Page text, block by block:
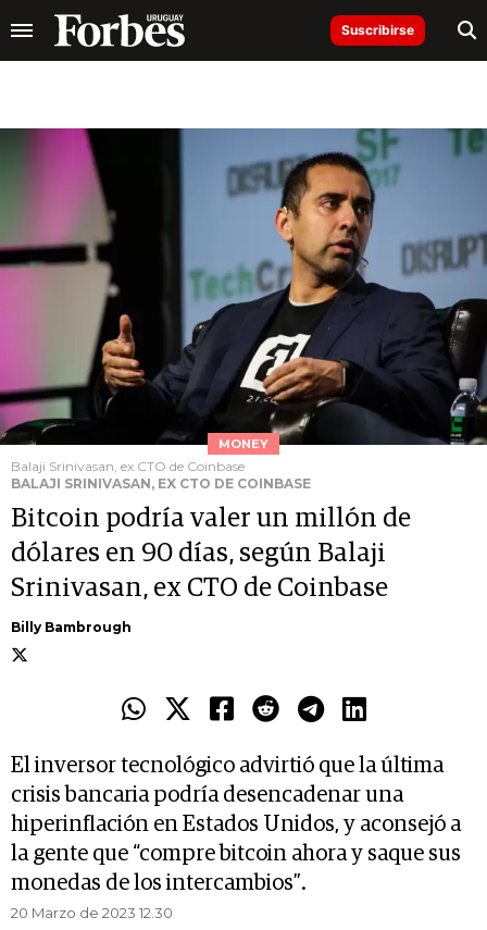
Suscribirse
MONEY
Balaji Srinivasan, ex CTO de Coinbase
BALAJI SRINIVASAN, EX CTO DE COINBASE
Bitcoin podría valer un millón de
dólares en 90 días, según Balaji
Srinivasan, ex CTO de Coinbase
Billy Bambrough
El inversor tecnológico advirtió que la última
crisis bancaria podría desencadenar una
hiperinflación en Estados Unidos, y aconsejó a
la gente que “compre bitcoin ahora y saque sus
monedas de los intercambios”.
20 Marzo de 2023 12.30